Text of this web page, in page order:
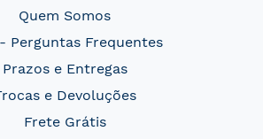
Quem Somos
Perguntas Frequentes
Prazos e Entregas
e Devoluções
Frete Grátis